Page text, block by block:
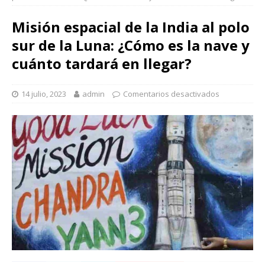
Misión espacial de la India al polo
sur de la Luna: ¿Cómo es la nave y
cuánto tardará en llegar?
14 julio, 2023 admin Comentarios desactivados